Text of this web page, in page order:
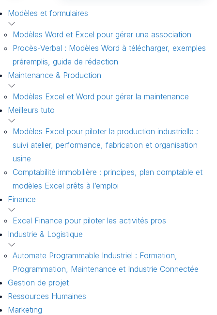
Modèles et formulaires
Modèles Word et Excel pour gérer une association
Procès-Verbal : Modèles Word à télécharger, exemples
préremplis, guide de rédaction
Maintenance & Production
Modèles Excel et Word pour gérer la maintenance
Meilleurs tuto
Modèles Excel pour piloter la production industrielle :
suivi atelier, performance, fabrication et organisation
usine
Comptabilité immobilière : principes, plan comptable et
modèles Excel prêts à l’emploi
Finance
Excel Finance pour piloter les activités pros
Industrie & Logistique
Automate Programmable Industriel : Formation,
Programmation, Maintenance et Industrie Connectée
Gestion de projet
Ressources Humaines
Marketing